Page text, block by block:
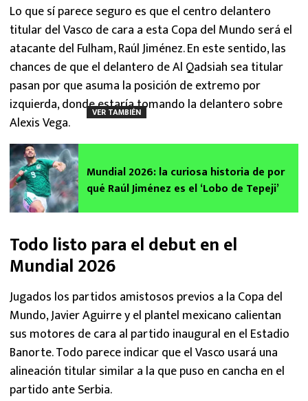
Lo que sí parece seguro es que el centro delantero
titular del Vasco de cara a esta Copa del Mundo será el
atacante del Fulham, Raúl Jiménez. En este sentido, las
chances de que el delantero de Al Qadsiah sea titular
pasan por que asuma la posición de extremo por
izquierda, donde estaría tomando la delantero sobre
Alexis Vega.
VER TAMBIÉN
Mundial 2026: la curiosa historia de por
qué Raúl Jiménez es el ‘Lobo de Tepeji’
Todo listo para el debut en el
Mundial 2026
Jugados los partidos amistosos previos a la Copa del
Mundo, Javier Aguirre y el plantel mexicano calientan
sus motores de cara al partido inaugural en el Estadio
Banorte. Todo parece indicar que el Vasco usará una
alineación titular similar a la que puso en cancha en el
partido ante Serbia.